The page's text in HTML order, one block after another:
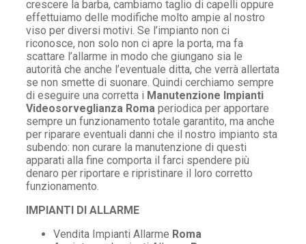
crescere la barba, cambiamo taglio di capelli oppure
effettuiamo delle modifiche molto ampie al nostro
viso per diversi motivi. Se l’impianto non ci
riconosce, non solo non ci apre la porta, ma fa
scattare l’allarme in modo che giungano sia le
autorità che anche l’eventuale ditta, che verrà allertata
se non smette di suonare. Quindi cerchiamo sempre
di eseguire una corretta i Manutenzione Impianti
Videosorveglianza Roma periodica per apportare
sempre un funzionamento totale garantito, ma anche
per riparare eventuali danni che il nostro impianto sta
subendo: non curare la manutenzione di questi
apparati alla fine comporta il farci spendere più
denaro per riportare e ripristinare il loro corretto
funzionamento.
IMPIANTI DI ALLARME
Vendita Impianti Allarme Roma